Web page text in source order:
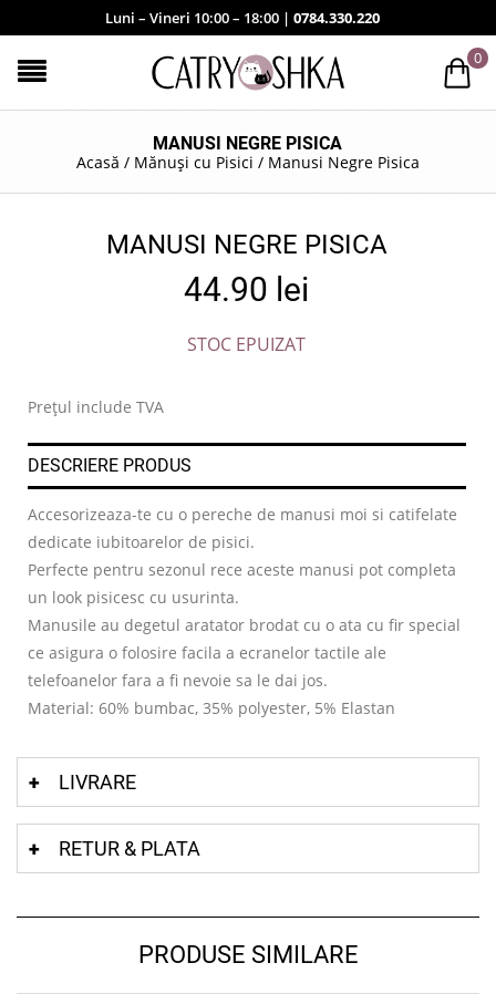
Luni – Vineri 10:00 – 18:00 | 0784.330.220
0
MANUSI NEGRE PISICA
Acasă / Mănuși cu Pisici / Manusi Negre Pisica
MANUSI NEGRE PISICA
44.90 lei
STOC EPUIZAT
Prețul include TVA
DESCRIERE PRODUS
Accesorizeaza-te cu o pereche de manusi moi si catifelate
dedicate iubitoarelor de pisici.
Perfecte pentru sezonul rece aceste manusi pot completa
un look pisicesc cu usurinta.
Manusile au degetul aratator brodat cu o ata cu fir special
ce asigura o folosire facila a ecranelor tactile ale
telefoanelor fara a fi nevoie sa le dai jos.
Material: 60% bumbac, 35% polyester, 5% Elastan
LIVRARE
RETUR & PLATA
PRODUSE SIMILARE